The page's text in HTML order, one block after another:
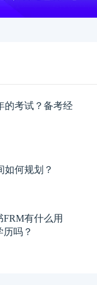
的考试？备考经
如何规划？
有什么用
吗？